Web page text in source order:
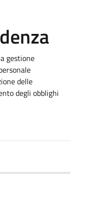
gestione
delle
degli obblighi